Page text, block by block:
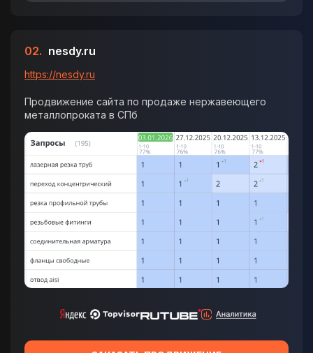
02. nesdy.ru
https://nesdy.ru
Продвижение сайта по продаже нержавеющего
металлопроката в СПб